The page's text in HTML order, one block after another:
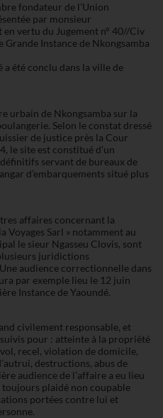
fondateur de l’Union
par monsieur
vertu du Jugement n° 40//Civ
Instance de Nkongsamba
a été conclu dans la ville de
urbain de Nkongsamba sur la
Selon le constat dressé
de justice près la Cour
le site est constitué d’un
servant de bureaux de
d’embarquements situé plus
affaires concernant la
Voyages Sarl » notamment au
le sieur Ngasseu Clovis, sont
juridictions
audience correctionnelle dans
par exemple lieu le 12 juin
Instance de Yaoundé.
civilement responsable, et
pour : atteinte à la propriété
recel, violation de domicile,
destructions, abus de
audience de l’affaire a eu lieu
toujours plaidé non coupable
portées contre lui et